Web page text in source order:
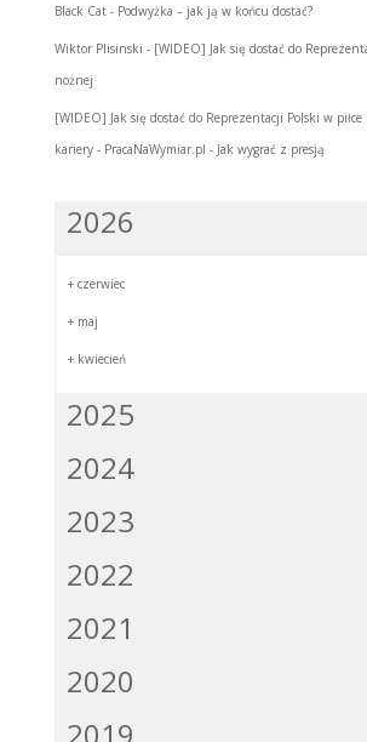
Black Cat- Podwyżka – jak ją w końcu dostać?
Wiktor Plisinski - [WIDEO] Jak się dostać do
nożnej
[WIDEO] Jak się dostać do Reprezentacji Polski w
kariery - PracaNaWymiar.pl - Jak wygrać z presją
2026
+ czerwiec
+ maj
+ kwiecień
2025
2024
2023
2022
2021
2020
2019